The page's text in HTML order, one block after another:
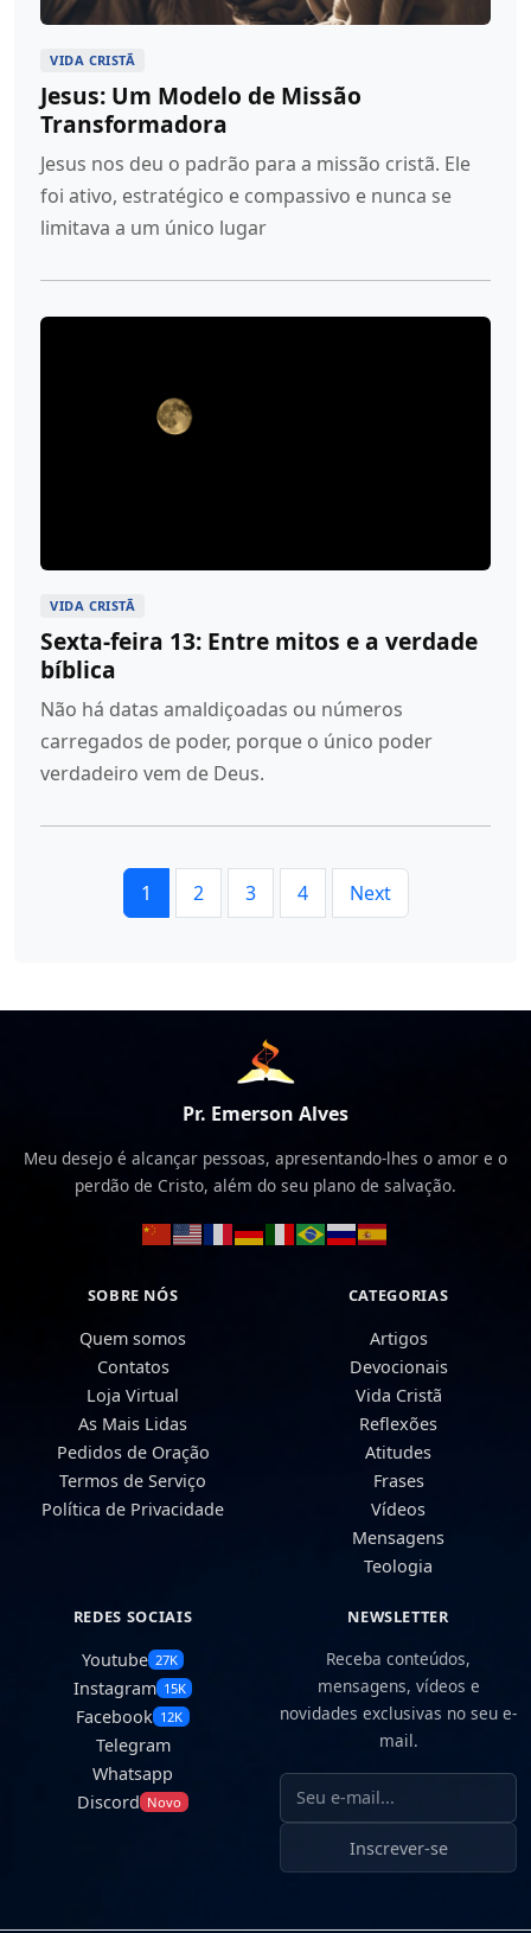
VIDA CRISTÃ
Jesus: Um Modelo de Missão
Transformadora
Jesus nos deu o padrão para a missão cristã. Ele
foi ativo, estratégico e compassivo e nunca se
limitava a um único lugar
VIDA CRISTÃ
Sexta-feira 13: Entre mitos e a verdade
bíblica
Não há datas amaldiçoadas ou números
carregados de poder, porque o único poder
verdadeiro vem de Deus.
1 2 3 4 Next
Pr. Emerson Alves
Meu desejo é alcançar pessoas, apresentando-lhes o amor e o
perdão de Cristo, além do seu plano de salvação.
SOBRE NÓS
Quem somos
Contatos
Loja Virtual
As Mais Lidas
Pedidos de Oração
Termos de Serviço
Política de Privacidade
CATEGORIAS
Artigos
Devocionais
Vida Cristã
Reflexões
Atitudes
Frases
Vídeos
Mensagens
Teologia
REDES SOCIAIS
Youtube 27K
Instagram 15K
Facebook 12K
Telegram
Whatsapp
Discord Novo
NEWSLETTER
Receba conteúdos,
mensagens, vídeos e
novidades exclusivas no seu e-
mail.
Seu e-mail
Inscrever-se